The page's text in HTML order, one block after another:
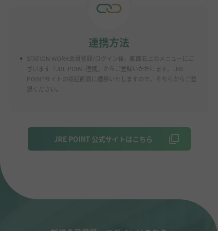
連携方法
. STATION WORK会員登録/ログイン後、画面右上のメニューにご
ざいます「JRE POINT連携」からご登録いただけます。 JRE
POINTサイトの認証画面に遷移いたしますので、そちらからご登
録ください。
JRE POINT 公式サイトはこちら